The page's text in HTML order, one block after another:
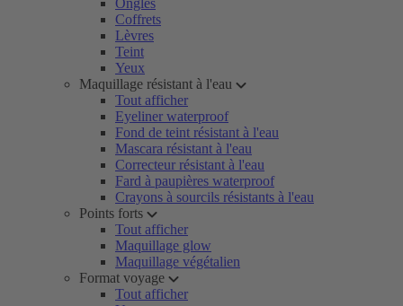
Ongles
Coffrets
Lèvres
Teint
Yeux
Maquillage résistant à l'eau
Tout afficher
Eyeliner waterproof
Fond de teint résistant à l'eau
Mascara résistant à l'eau
Correcteur résistant à l'eau
Fard à paupières waterproof
Crayons à sourcils résistants à l'eau
Points forts
Tout afficher
Maquillage glow
Maquillage végétalien
Format voyage
Tout afficher